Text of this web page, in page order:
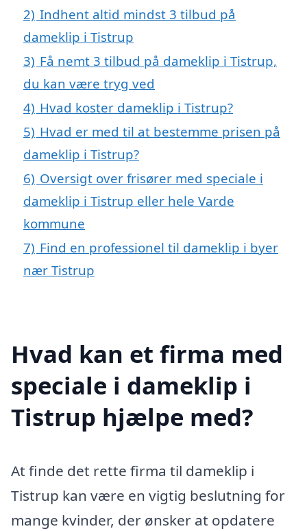
2) Indhent altid mindst 3 tilbud på
dameklip i Tistrup
3) Få nemt 3 tilbud på dameklip i Tistrup,
du kan være tryg ved
4) Hvad koster dameklip i Tistrup?
5) Hvad er med til at bestemme prisen på
dameklip i Tistrup?
6) Oversigt over frisører med speciale i
dameklip i Tistrup eller hele Varde
kommune
7) Find en professionel til dameklip i byer
nær Tistrup
Hvad kan et firma med
speciale i dameklip i
Tistrup hjælpe med?
At finde det rette firma til dameklip i
Tistrup kan være en vigtig beslutning for
mange kvinder, der ønsker at opdatere